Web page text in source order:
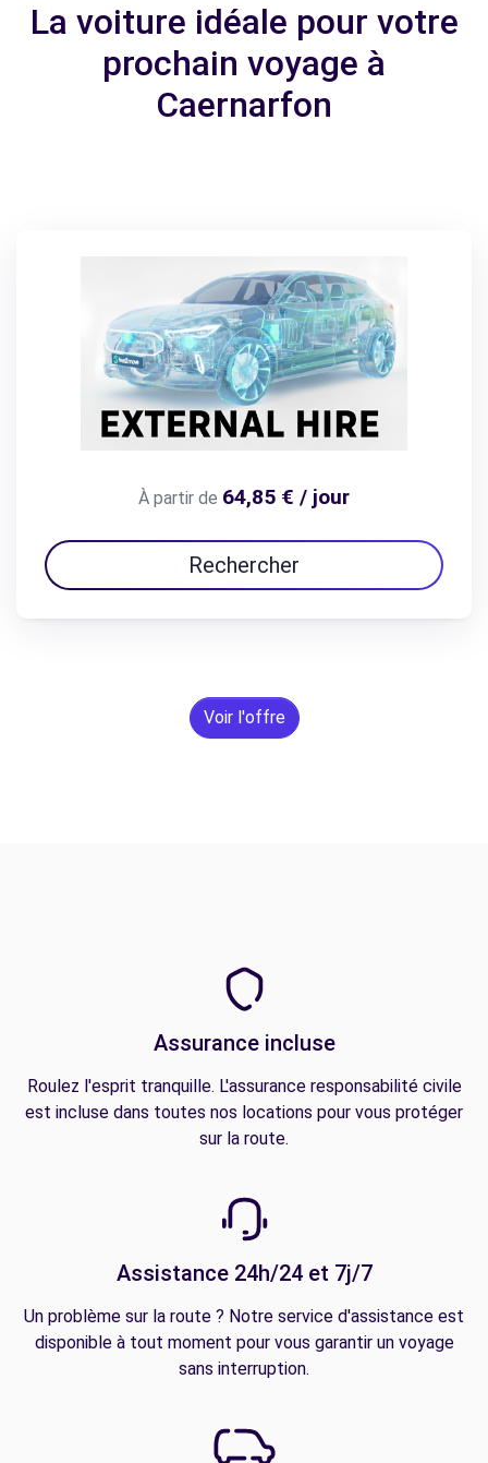
La voiture idéale pour votre
prochain voyage à
Caernarfon
À partir de 64,85 € / jour
Rechercher
Voir l'offre
Assurance incluse
Roulez l'esprit tranquille. L'assurance responsabilité civile
est incluse dans toutes nos locations pour vous protéger
sur la route.
Assistance 24h/24 et 7j/7
Un problème sur la route ? Notre service d'assistance est
disponible à tout moment pour vous garantir un voyage
sans interruption.